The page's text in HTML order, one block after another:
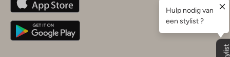
Deutschland